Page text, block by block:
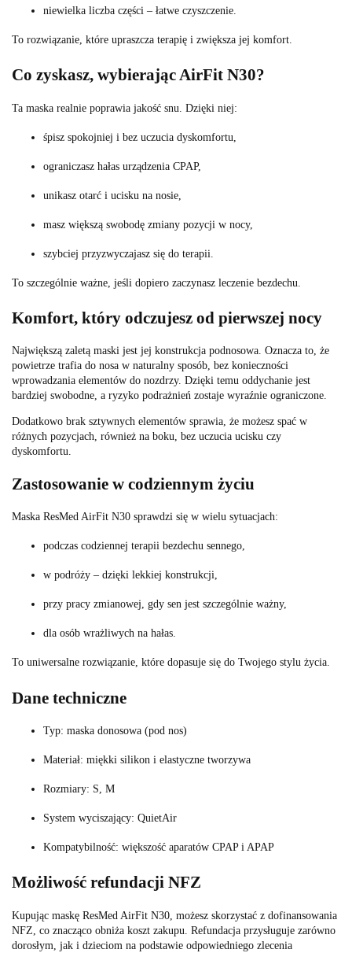
niewielka liczba części – łatwe czyszczenie.
To rozwiązanie, które upraszcza terapię i zwiększa jej komfort.
Co zyskasz, wybierając AirFit N30?
Ta maska realnie poprawia jakość snu. Dzięki niej:
śpisz spokojniej i bez uczucia dyskomfortu,
ograniczasz hałas urządzenia CPAP,
unikasz otarć i ucisku na nosie,
masz większą swobodę zmiany pozycji w nocy,
szybciej przyzwyczajasz się do terapii.
To szczególnie ważne, jeśli dopiero zaczynasz leczenie bezdechu.
Komfort, który odczujesz od pierwszej nocy
Największą zaletą maski jest jej konstrukcja podnosowa. Oznacza to, że
powietrze trafia do nosa w naturalny sposób, bez konieczności
wprowadzania elementów do nozdrzy. Dzięki temu oddychanie jest
bardziej swobodne, a ryzyko podrażnień zostaje wyraźnie ograniczone.
Dodatkowo brak sztywnych elementów sprawia, że możesz spać w
różnych pozycjach, również na boku, bez uczucia ucisku czy
dyskomfortu.
Zastosowanie w codziennym życiu
Maska ResMed AirFit N30 sprawdzi się w wielu sytuacjach:
podczas codziennej terapii bezdechu sennego,
w podróży – dzięki lekkiej konstrukcji,
przy pracy zmianowej, gdy sen jest szczególnie ważny,
dla osób wrażliwych na hałas.
To uniwersalne rozwiązanie, które dopasuje się do Twojego stylu życia.
Dane techniczne
Typ: maska donosowa (pod nos)
Materiał: miękki silikon i elastyczne tworzywa
Rozmiary: S, M
System wyciszający: QuietAir
Kompatybilność: większość aparatów CPAP i APAP
Możliwość refundacji NFZ
Kupując maskę ResMed AirFit N30, możesz skorzystać z dofinansowania
NFZ, co znacząco obniża koszt zakupu. Refundacja przysługuje zarówno
dorosłym, jak i dzieciom na podstawie odpowiedniego zlecenia